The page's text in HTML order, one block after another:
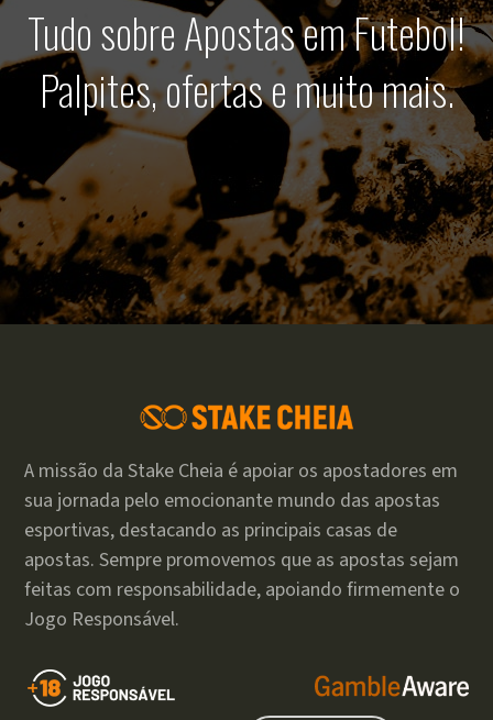
Tudo sobre Apostas em Futebol!
Palpites, ofertas e muito mais.
A missão da Stake Cheia é apoiar os apostadores em
sua jornada pelo emocionante mundo das apostas
esportivas, destacando as principais casas de
apostas. Sempre promovemos que as apostas sejam
feitas com responsabilidade, apoiando firmemente o
Jogo Responsável.